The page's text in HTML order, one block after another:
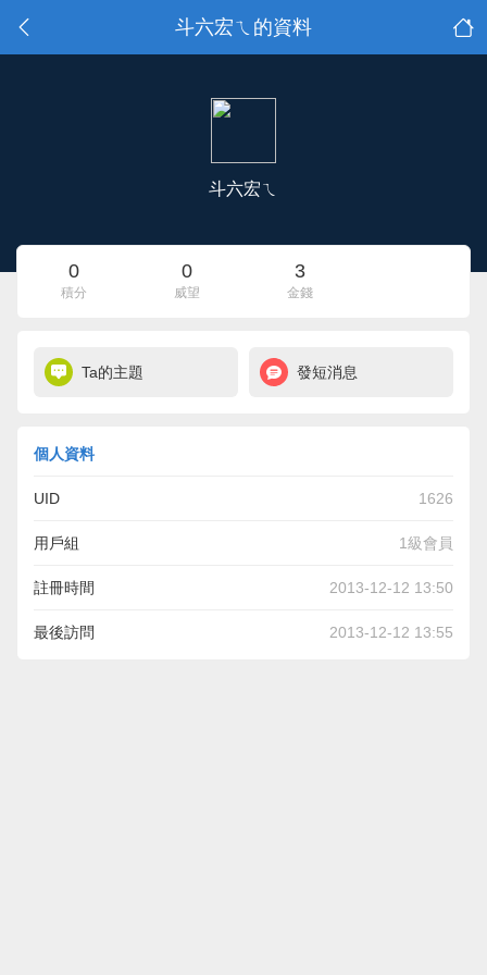
斗六宏ㄟ的資料
斗六宏ㄟ
0
積分
0
威望
3
金錢
Ta的主題 發短消息
個人資料
UID 1626
用戶組 1級會員
註冊時間 2013-12-12 13:50
最後訪問 2013-12-12 13:55